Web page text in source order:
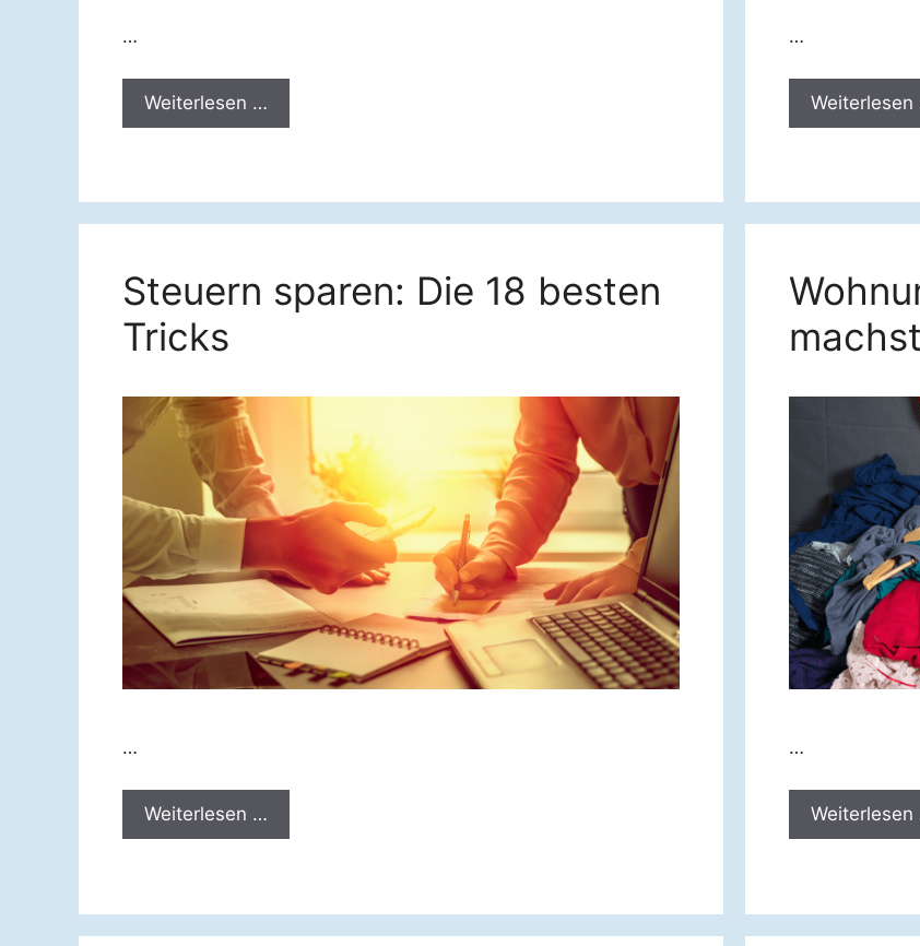
…
Weiterlesen …
…
Steuern sparen: Die 18 besten
Tricks
…
Weiterlesen …
…